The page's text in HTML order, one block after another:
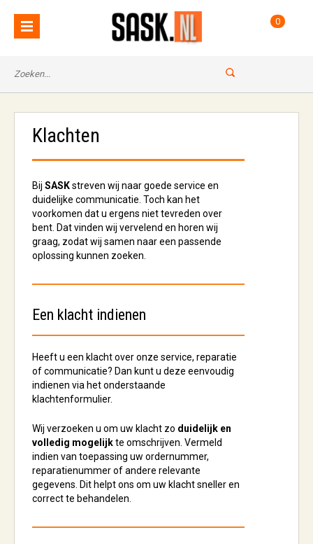
0
Klachten
Bij SASKstreven wij naar goede service en
duidelijke communicatie. Toch kan het
voorkomen dat u ergens niet tevreden over
bent. Dat vinden wij vervelend en horen wij
graag, zodat wij samen naar een passende
oplossing kunnen zoeken.
Een klacht indienen
Heeft u een klacht over onze service, reparatie
of communicatie? Dan kunt u deze eenvoudig
indienen via het onderstaande
klachtenformulier.
Wij verzoeken u om uw klacht zo duidelijk en
volledig mogelijkte omschrijven. Vermeld
indien van toepassing uw ordernummer,
reparatienummer of andere relevante
gegevens. Dit helpt ons om uw klacht sneller en
correct te behandelen.